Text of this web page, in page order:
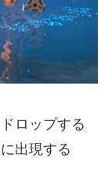
ロップする
出現する